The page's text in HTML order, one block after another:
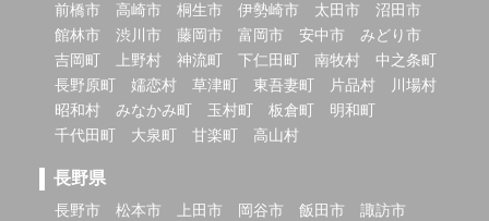
前橋市 高崎市 桐生市 伊勢崎市 太田市
沼田市
館林市
渋川市 藤岡市 富岡市 安中市
みどり市
吉岡町
上野村 神流町 下仁田町 南牧村
中之条町
長野原町
嬬恋村 草津町 東吾妻町 片品村
川場村
昭和村
みなかみ町 玉村町 板倉町
明和町
千代田町
大泉町 甘楽町 高山村
長野県
長野市 松本市 上田市 岡谷市 飯田市
諏訪市